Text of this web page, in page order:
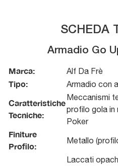
SCHEDA
Armadio Go
Marca: Alf Da Frè
Tipo: Armadio con
Caratteristiche
Tecniche:
Meccanismi
profilo gola in
Poker
Finiture
Profilo:
Metallo
Laccati